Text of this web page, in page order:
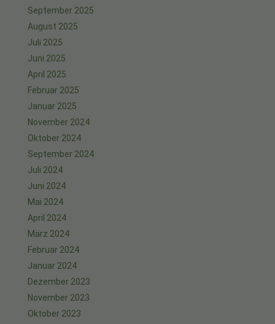
September 2025
August 2025
Juli 2025
Juni 2025
April 2025
Februar 2025
Januar 2025
November 2024
Oktober 2024
September 2024
Juli 2024
Juni 2024
Mai 2024
April 2024
März 2024
Februar 2024
Januar 2024
Dezember 2023
November 2023
Oktober 2023